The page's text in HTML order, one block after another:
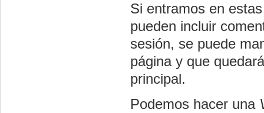
Si entramos en
pueden incluir
sesión, se puede
página y que
principal.
Podemos hacer una